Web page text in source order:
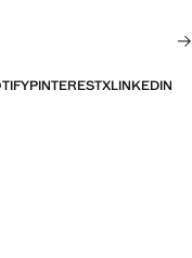
PINTERESTXLINKEDIN